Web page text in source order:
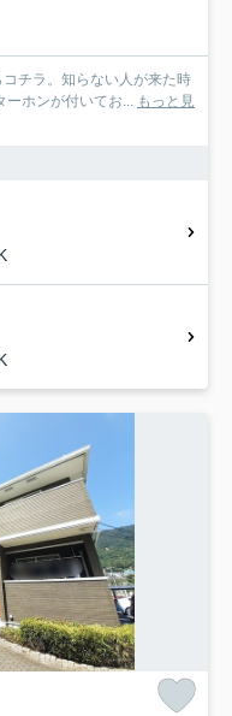
チラ。知らない人が来た時
ーホンが付いてお... もっと見